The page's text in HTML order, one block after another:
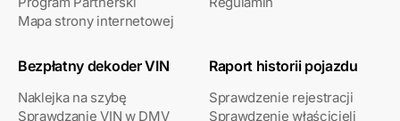
Mapa strony internetowej
Bezpłatny dekoder VIN
Naklejka na szybę
Sprawdzanie VIN w DMV
Raport historii pojazdu
Sprawdzenie rejestracji
Sprawdzenie właścicieli